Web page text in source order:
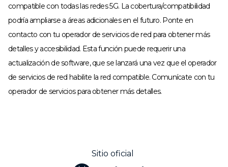
compatible con todas las redes 5G. La cobertura/compatibilidad
podría ampliarse a áreas adicionales en el futuro. Ponte en
contacto con tu operador de servicios de red para obtener más
detalles y accesibilidad. Esta función puede requerir una
actualización de software, que se lanzará una vez que el operador
de servicios de red habilite la red compatible. Comunícate con tu
operador de servicios para obtener más detalles.
Sitio oficial